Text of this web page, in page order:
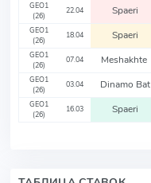
GEO1
(26)
22.04 Spaeri
GEO1
(26)
18.04 Spaeri
GEO1
(26)
07.04 Meshakhte
GEO1
(26)
03.04 Dinamo Bat
GEO1
(26)
16.03 Spaeri